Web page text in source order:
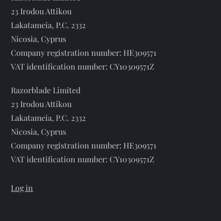
o
n
23 Irodou Attikou
Lakatameia, P.C. 2332
Nicosia, Cyprus
Company registration number: HE309571
VAT identification number: CY10309571Z
Razorblade Limited
23 Irodou Attikou
Lakatameia, P.C. 2332
Nicosia, Cyprus
Company registration number: HE309571
VAT identification number: CY10309571Z
Log in